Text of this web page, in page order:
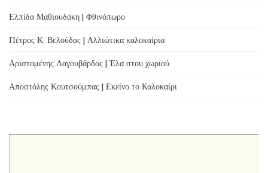
Ελπίδα Μαθιουδάκη | Φθινόπωρο
Πέτρος Κ. Βελούδας | Αλλιώτικα καλοκαίρια
Αριστομένης Λαγουβάρδος | Έλα στου χωριού
Αποστόλης Κουτσούμπας | Εκείνο το Καλοκαίρι